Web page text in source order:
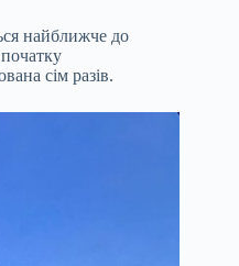
найближче до
сім разів.